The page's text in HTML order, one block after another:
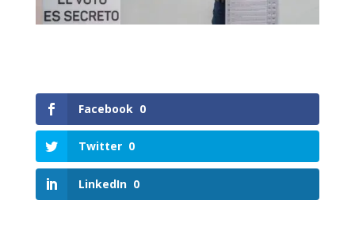
Facebook 0
Twitter 0
LinkedIn 0